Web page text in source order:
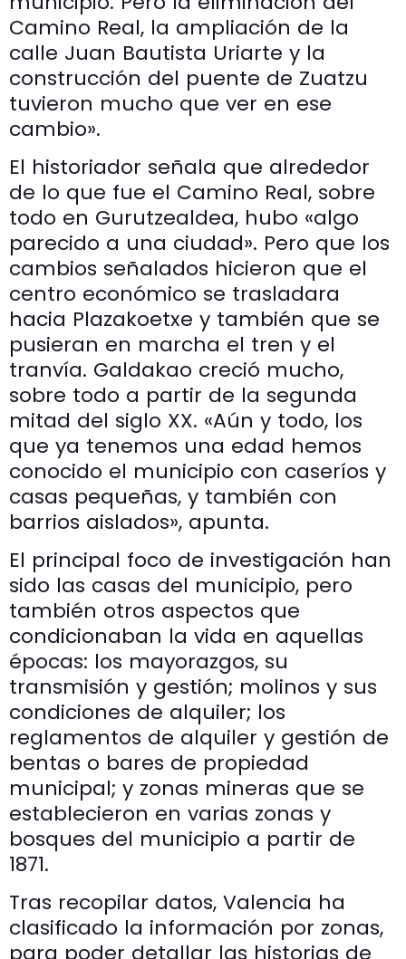
Camino Real, la ampliación de la
calle Juan Bautista Uriarte y la
construcción del puente de Zuatzu
tuvieron mucho que ver en ese
cambio».
El historiador señala que alrededor
de lo que fue el Camino Real, sobre
todo en Gurutzealdea, hubo «algo
parecido a una ciudad». Pero que los
cambios señalados hicieron que el
centro económico se trasladara
hacia Plazakoetxe y también que se
pusieran en marcha el tren y el
tranvía. Galdakao creció mucho,
sobre todo a partir de la segunda
mitad del siglo XX. «Aún y todo, los
que ya tenemos una edad hemos
conocido el municipio con caseríos y
casas pequeñas, y también con
barrios aislados», apunta.
El principal foco de investigación han
sido las casas del municipio, pero
también otros aspectos que
condicionaban la vida en aquellas
épocas: los mayorazgos, su
transmisión y gestión; molinos y sus
condiciones de alquiler; los
reglamentos de alquiler y gestión de
bentas o bares de propiedad
municipal; y zonas mineras que se
establecieron en varias zonas y
bosques del municipio a partir de
1871.
Tras recopilar datos, Valencia ha
clasificado la información por zonas,
para poder detallar las historias de